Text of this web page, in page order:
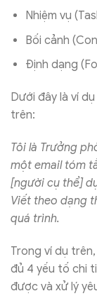
Nhiệm vụ
Bối cảnh
Định dạng
Dưới đây là ví
trên:
Tôi là Trưởng
một email tóm
[người cụ thể]
Viết theo dạng
quá trình.
Trong ví dụ
đủ 4 yếu tố chi
được và xử lý